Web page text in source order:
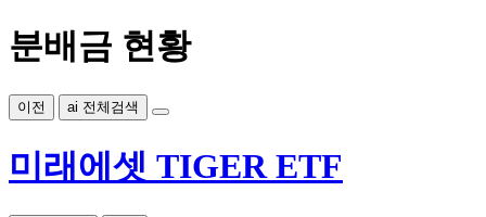
분배금 현황
이전 ai 전체검색
미래에셋 TIGER ETF